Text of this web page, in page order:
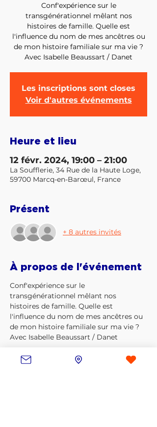
Conf'expérience sur le
transgénérationnel mêlant nos
histoires de famille. Quelle est
l'influence du nom de mes ancêtres ou
de mon histoire familiale sur ma vie ?
Avec Isabelle Beaussart / Danet
Les inscriptions sont closes
Voir d'autres événements
Heure et lieu
12 févr. 2024, 19:00 – 21:00
La Soufflerie, 34 Rue de la Haute Loge,
59700 Marcq-en-Barœul, France
Présent
+ 8 autres invités
À propos de l'événement
Conf'expérience sur le
transgénérationnel mêlant nos
histoires de famille. Quelle est
l'influence du nom de mes ancêtres ou
de mon histoire familiale sur ma vie ?
Avec Isabelle Beaussart / Danet
Inscription